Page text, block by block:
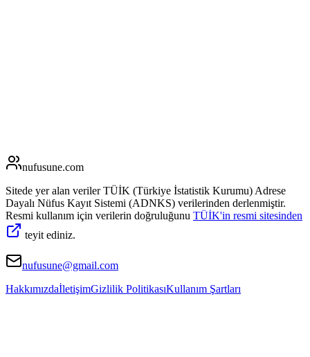
nufusune.com
Sitede yer alan veriler TÜİK (Türkiye İstatistik Kurumu) Adrese
Dayalı Nüfus Kayıt Sistemi (ADNKS) verilerinden derlenmiştir.
Resmi kullanım için verilerin doğruluğunu TÜİK'in resmi sitesinden
teyit ediniz.
nufusune@gmail.com
HakkımızdaİletişimGizlilik PolitikasıKullanım Şartları